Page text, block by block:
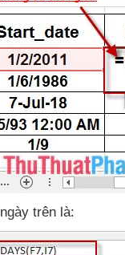
trên là: